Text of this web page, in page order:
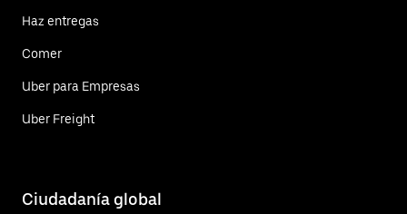
Haz entregas
Comer
Uber para Empresas
Uber Freight
Ciudadanía global